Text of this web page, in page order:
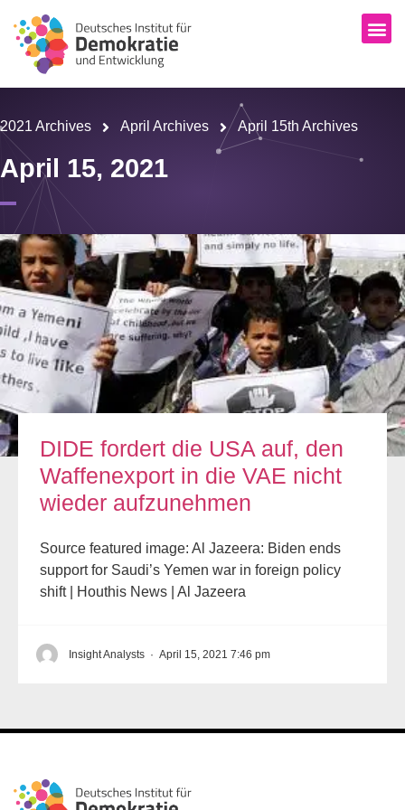
2021 Archives April Archives April 15th Archives
April 15, 2021
DIDE fordert die USA auf, den
Waffenexport in die VAE nicht
wieder aufzunehmen
Source featured image: Al Jazeera: Biden ends
support for Saudi’s Yemen war in foreign policy
shift | Houthis News | Al Jazeera
Insight Analysts · April 15, 2021 7:46 pm